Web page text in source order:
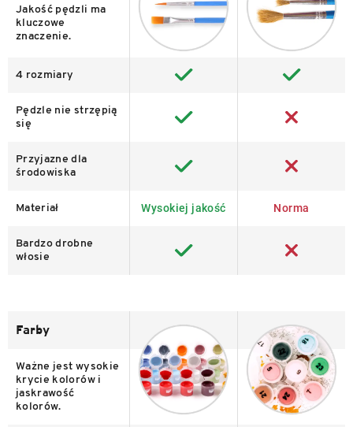
Jakość pędzli ma
kluczowe
znaczenie.
4 rozmiary
Pędzle nie strzępią
się
Przyjazne dla
środowiska
Materiał Wysokiej jakość Norma
Bardzo drobne
włosie
Farby
Ważne jest wysokie
krycie kolorów i
jaskrawość
kolorów.